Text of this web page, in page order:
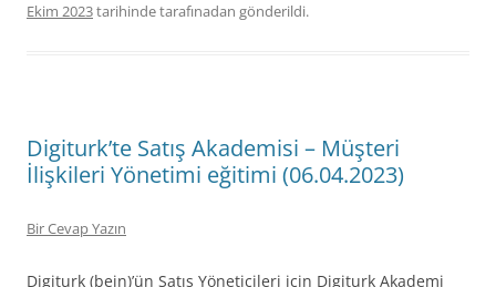
Ekim 2023tarihindetarafınadan gönderildi.
Digiturk’te Satış Akademisi – Müşteri
İlişkileri Yönetimi eğitimi (06.04.2023)
Bir Cevap Yazın
Digiturk (bein)’ün Satış Yöneticileri için Digiturk Akademi